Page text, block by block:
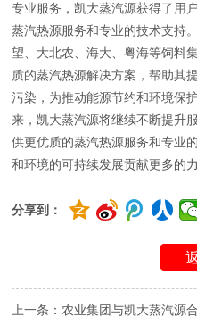
专业服务，凯大蒸汽源获得了用
蒸汽热源服务和专业的技术支持
望、大北农、海大、粤海等饲料
质的蒸汽热源解决方案，帮助其
污染，为推动能源节约和环境保
来，凯大蒸汽源将继续不断提升
供更优质的蒸汽热源服务和专业
和环境的可持续发展贡献更多的力
分享到：
上一条：农业集团与凯大蒸汽源